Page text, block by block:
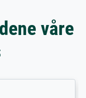
våre